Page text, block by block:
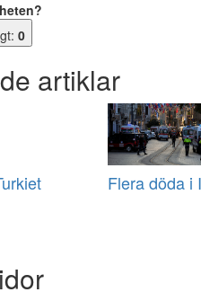
0
artiklar
Flera döda i